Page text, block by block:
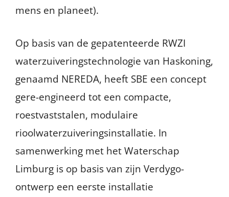
mens en planeet).
Op basis van de gepatenteerde RWZI
waterzuiveringstechnologie van Haskoning,
genaamd NEREDA, heeft SBE een concept
gere-engineerd tot een compacte,
roestvaststalen, modulaire
rioolwaterzuiveringsinstallatie. In
samenwerking met het Waterschap
Limburg is op basis van zijn Verdygo-
ontwerp een eerste installatie